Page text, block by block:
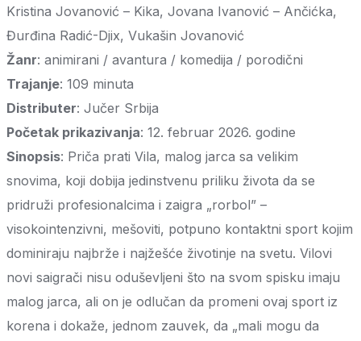
Kristina Jovanović – Kika, Jovana Ivanović – Ančićka,
Đurđina Radić-Djix, Vukašin Jovanović
Žanr: animirani / avantura / komedija / porodični
Trajanje: 109 minuta
Distributer: Jučer Srbija
Početak prikazivanja: 12. februar 2026. godine
Sinopsis: Priča prati Vila, malog jarca sa velikim
snovima, koji dobija jedinstvenu priliku života da se
pridruži profesionalcima i zaigra „rorbol” –
visokointenzivni, mešoviti, potpuno kontaktni sport kojim
dominiraju najbrže i najžešće životinje na svetu. Vilovi
novi saigrači nisu oduševljeni što na svom spisku imaju
malog jarca, ali on je odlučan da promeni ovaj sport iz
korena i dokaže, jednom zauvek, da „mali mogu da